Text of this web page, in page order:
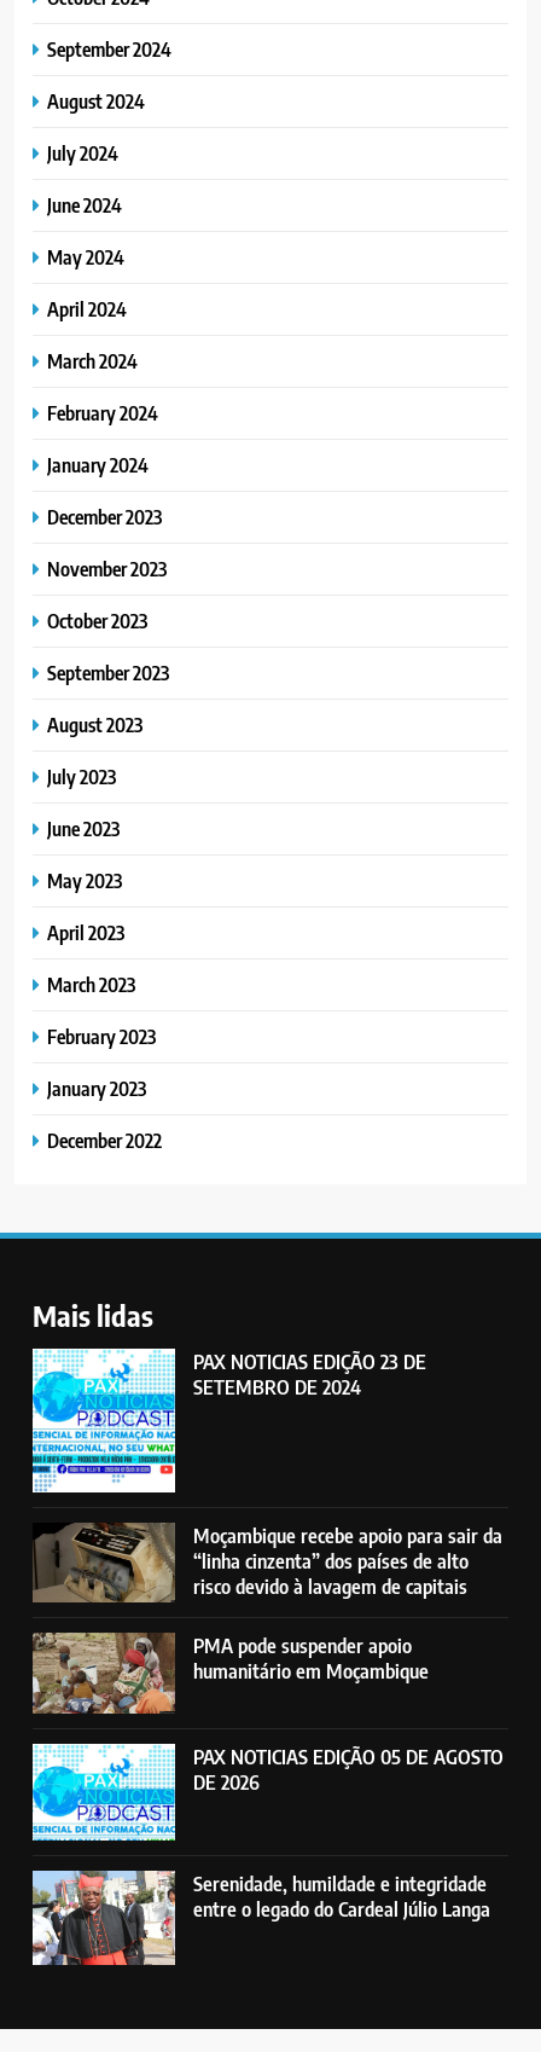
September 2024
August 2024
July 2024
June 2024
May 2024
April 2024
March 2024
February 2024
January 2024
December 2023
November 2023
October 2023
September 2023
August 2023
July 2023
June 2023
May 2023
April 2023
March 2023
February 2023
January 2023
December 2022
Mais lidas
PAX NOTICIAS EDIÇÃO 23 DE
SETEMBRO DE 2024
Moçambique recebe apoio para sair da
“linha cinzenta” dos países de alto
risco devido à lavagem de capitais
PMA pode suspender apoio
humanitário em Moçambique
PAX NOTICIAS EDIÇÃO 05 DE AGOSTO
DE 2026
Serenidade, humildade e integridade
entre o legado do Cardeal Júlio Langa